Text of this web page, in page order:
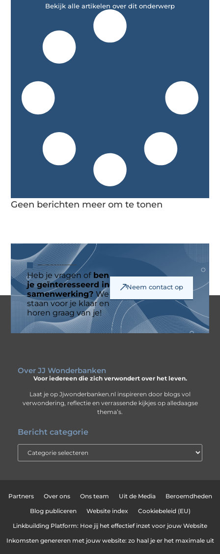
Bekijk alle artikelen over dit onderwerp
Geen berichten meer om te tonen
Heb je vragen ofben
je geïnteresseerd in
samenwerking? We
staan voor je klaar en
horen graag van je!
Neem contact op
Over JJ Wonderbanken
Voor iedereen die zich verwondert over het leven.
Laat je op Jjwonderbanken.nl inspireren door blogs vol
verwondering, reflectie en verrassende kijkjes op alledaagse
thema’s.
Bericht categorie
Partners Over ons Ons team Uit de Media Beroemdheden
Blog publiceren Website index Cookiebeleid (EU)
Linkbuilding Platform: Hoe jij het effectief inzet voor jouw Website
Inkomsten genereren met jouw website: zo haal je er het maximale uit